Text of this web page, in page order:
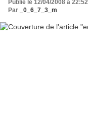
Publié le 12/04/2008 à 22:52
Par
_0_6_7_3_m